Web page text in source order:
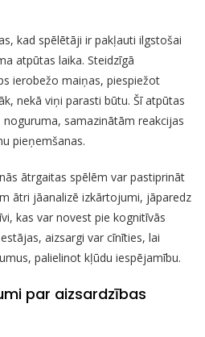
kad spēlētāji ir pakļauti ilgstošai
atpūtas laika. Steidzīgā
ierobežo maiņas, piespiežot
nekā viņi parasti būtu. Šī atpūtas
samazinātām reakcijas
pieņemšanas.
ātrgaitas spēlēm var pastiprināt
ātri jāanalizē izkārtojumi, jāparedz
kas var novest pie kognitīvās
aizsargi var cīnīties, lai
palielinot kļūdu iespējamību.
par aizsardzības